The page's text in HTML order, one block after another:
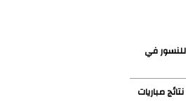
للنسور في
مباريات